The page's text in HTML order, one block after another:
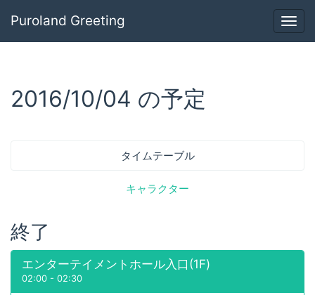
Puroland Greeting
2016/10/04 の予定
タイムテーブル
キャラクター
終了
エンターテイメントホール入口(1F)
02:00 - 02:30